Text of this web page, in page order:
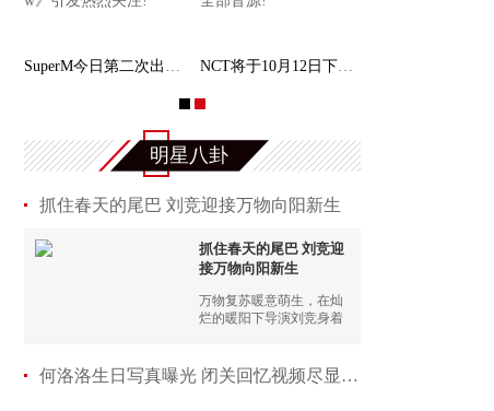
SuperM今日第二次出演美国《The Ellen Show》引 NCT将于10月12日下午5点公开正规2辑Pt.1全部音
明星八卦
抓住春天的尾巴 刘竞迎接万物向阳新生
抓住春天的尾巴 刘竞迎
接万物向阳新生
万物复苏暖意萌生，在灿
烂的暖阳下导演刘竞身着
托白嫩的肌肤，微风吹拂
着卷发
何洛洛生日写真曝光 闭关回忆视频尽显少年明朗